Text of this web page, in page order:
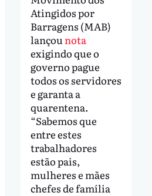
Atingidos por
Barragens (MAB)
lançou nota
exigindo que o
governo pague
todos os servidores
e garanta a
quarentena.
“Sabemos que
entre estes
trabalhadores
estão pais,
mulheres e mães
chefes de família